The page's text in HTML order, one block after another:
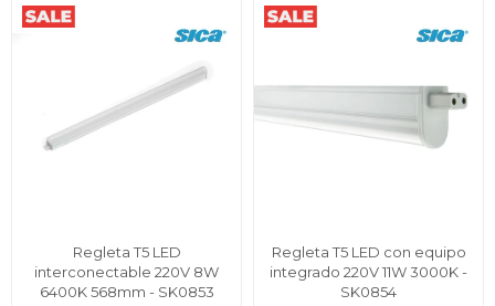
Regleta T5 LED
interconectable 220V 8W
6400K 568mm - SK0853
Regleta T5 LED con equipo
integrado 220V 11W 3000K -
SK0854